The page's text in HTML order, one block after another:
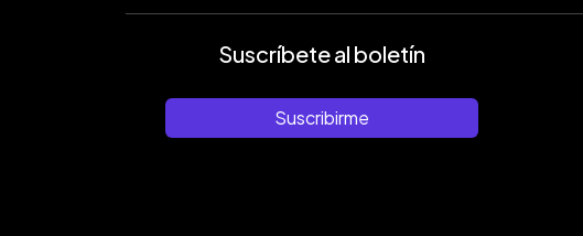
Suscríbete al boletín
Suscribirme